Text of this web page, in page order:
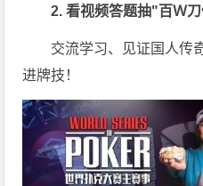
2. 看视频答题抽"百Ｗ
交流学习、见证国人传
进牌技！